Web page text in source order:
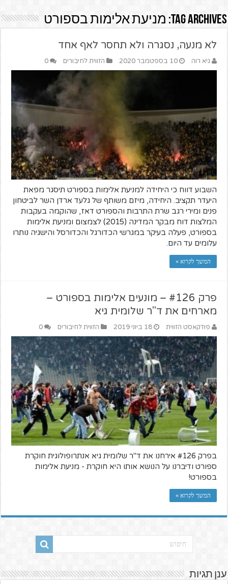
Tag Archives: מניעת אלימות בספורט
לא מנעה, נסגרה ולא תחסר לאף אחד
גיא רוה 10 בספטמבר 2020 הזווית לחיבורים 0
השבוע דווח כי היחידה למניעת אלימות בספורט תיסגר מפאת
היעדר תקציב. היחידה, מיזם משותף של גלעד ארדן השר לביטחון
פנים ומירי רגב שרת התרבות והספורט דאז, שהוקמה בעקבות
המלצות דוח מבקר המדינה (2015) לצמצום ומניעת אלימות
בספורט, פעלה בעיקר במגרשי הכדורגל והכדורסל והישגיה נותרו
עלומים עד היום.
המשך לקרוא »
פרק #126 – מונעים אלימות בספורט –
מארחים את ד"ר שלומית גיא
פודקאסט הזווית 18 ביוני 2019 הזווית לחיבורים 0
בפרק #126 אירחנו את ד"ר שלומית גיא אנתרופולוגית חוקרת
ספורט ודיברנו על הנושא אותו היא חוקרת - מניעת אלימות
בספורט!
המשך לקרוא »
ענן תגיות